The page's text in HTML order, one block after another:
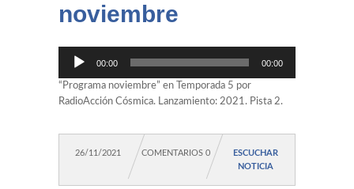
noviembre
Reproductor
audio
00:00 00:00
“Programa noviembre” en Temporada 5 por
RadioAcción Cósmica. Lanzamiento: 2021. Pista 2.
26/11/2021 COMENTARIOS 0
ESCUCHAR
NOTICIA